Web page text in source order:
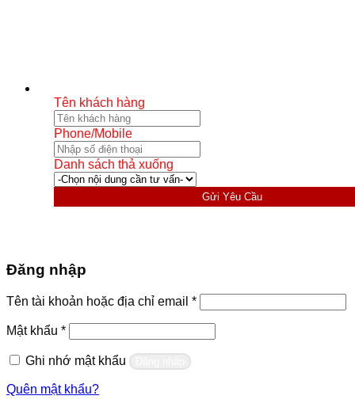
Tên khách hàng
Phone/Mobile
Danh sách thả xuống
Gửi Yêu Cầu
Đăng nhập
Tên tài khoản hoặc địa chỉ email *Bắt
buộc
Mật khẩu *Bắt
buộc
Ghi nhớ mật khẩu
Quên mật khẩu?